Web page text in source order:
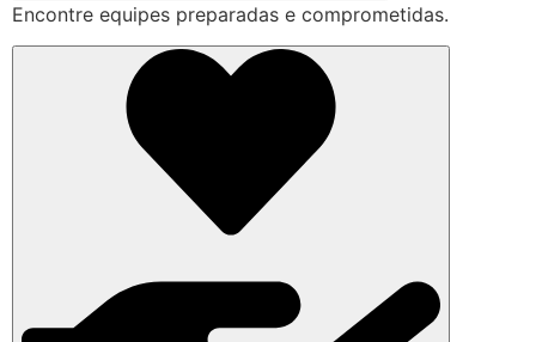
Encontre equipes preparadas e comprometidas.